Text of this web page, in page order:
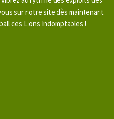
sur notre site dès maintenant
des Lions Indomptables !